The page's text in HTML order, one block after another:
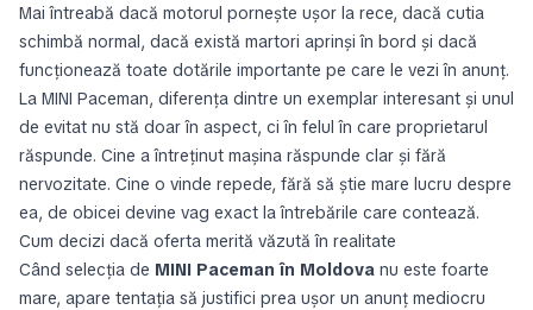
Mai întreabă dacă motorul pornește ușor la rece, dacă cutia
schimbă normal, dacă există martori aprinși în bord și dacă
funcționează toate dotările importante pe care le vezi în anunț.
La MINI Paceman, diferența dintre un exemplar interesant și unul
de evitat nu stă doar în aspect, ci în felul în care proprietarul
răspunde. Cine a întreținut mașina răspunde clar și fără
nervozitate. Cine o vinde repede, fără să știe mare lucru despre
ea, de obicei devine vag exact la întrebările care contează.
Cum decizi dacă oferta merită văzută în realitate
Când selecția de MINI Paceman în Moldova nu este foarte
mare, apare tentația să justifici prea ușor un anunț mediocru